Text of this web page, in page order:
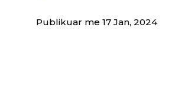
Publikuar me 17 Jan, 2024